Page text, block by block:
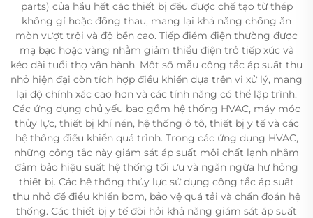
parts) của hầu hết các thiết bị đều được chế tạo từ thép
không gỉ hoặc đồng thau, mang lại khả năng chống ăn
mòn vượt trội và độ bền cao. Tiếp điểm điện thường được
mạ bạc hoặc vàng nhằm giảm thiểu điện trở tiếp xúc và
kéo dài tuổi thọ vận hành. Một số mẫu công tắc áp suất thu
nhỏ hiện đại còn tích hợp điều khiển dựa trên vi xử lý, mang
lại độ chính xác cao hơn và các tính năng có thể lập trình.
Các ứng dụng chủ yếu bao gồm hệ thống HVAC, máy móc
thủy lực, thiết bị khí nén, hệ thống ô tô, thiết bị y tế và các
hệ thống điều khiển quá trình. Trong các ứng dụng HVAC,
những công tắc này giám sát áp suất môi chất lạnh nhằm
đảm bảo hiệu suất hệ thống tối ưu và ngăn ngừa hư hỏng
thiết bị. Các hệ thống thủy lực sử dụng công tắc áp suất
thu nhỏ để điều khiển bơm, bảo vệ quá tải và chẩn đoán hệ
thống. Các thiết bị y tế đòi hỏi khả năng giám sát áp suất